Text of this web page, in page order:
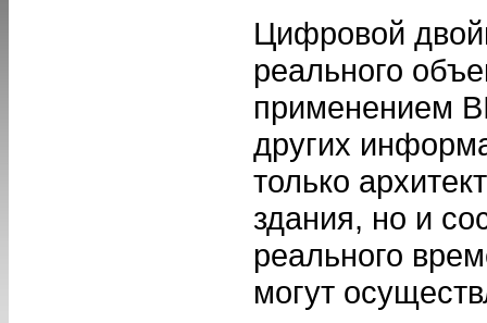
Цифровой
реального
применением
других
только
здания, но и
реального
могут